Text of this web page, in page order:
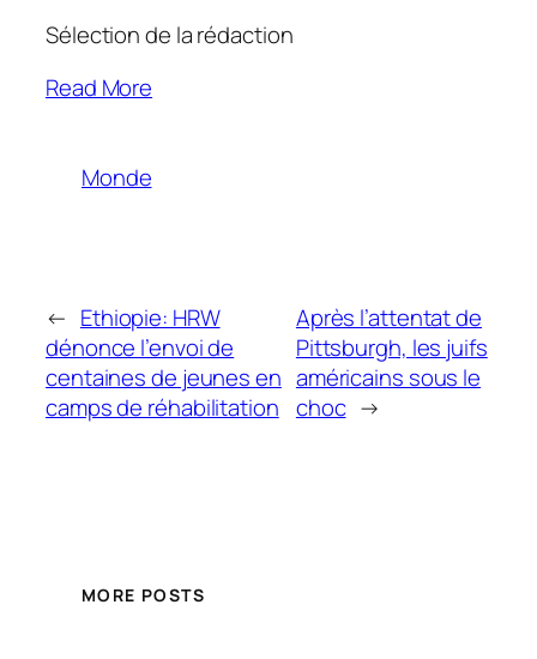
Sélection de la rédaction
Read More
Monde
← Ethiopie: HRW
dénonce l’envoi de
centaines de jeunes en
camps de réhabilitation
Après l’attentat de
Pittsburgh, les juifs
américains sous le
choc →
MORE POSTS